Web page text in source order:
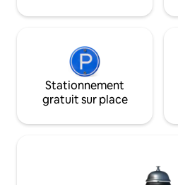
Stationnement
gratuit sur place